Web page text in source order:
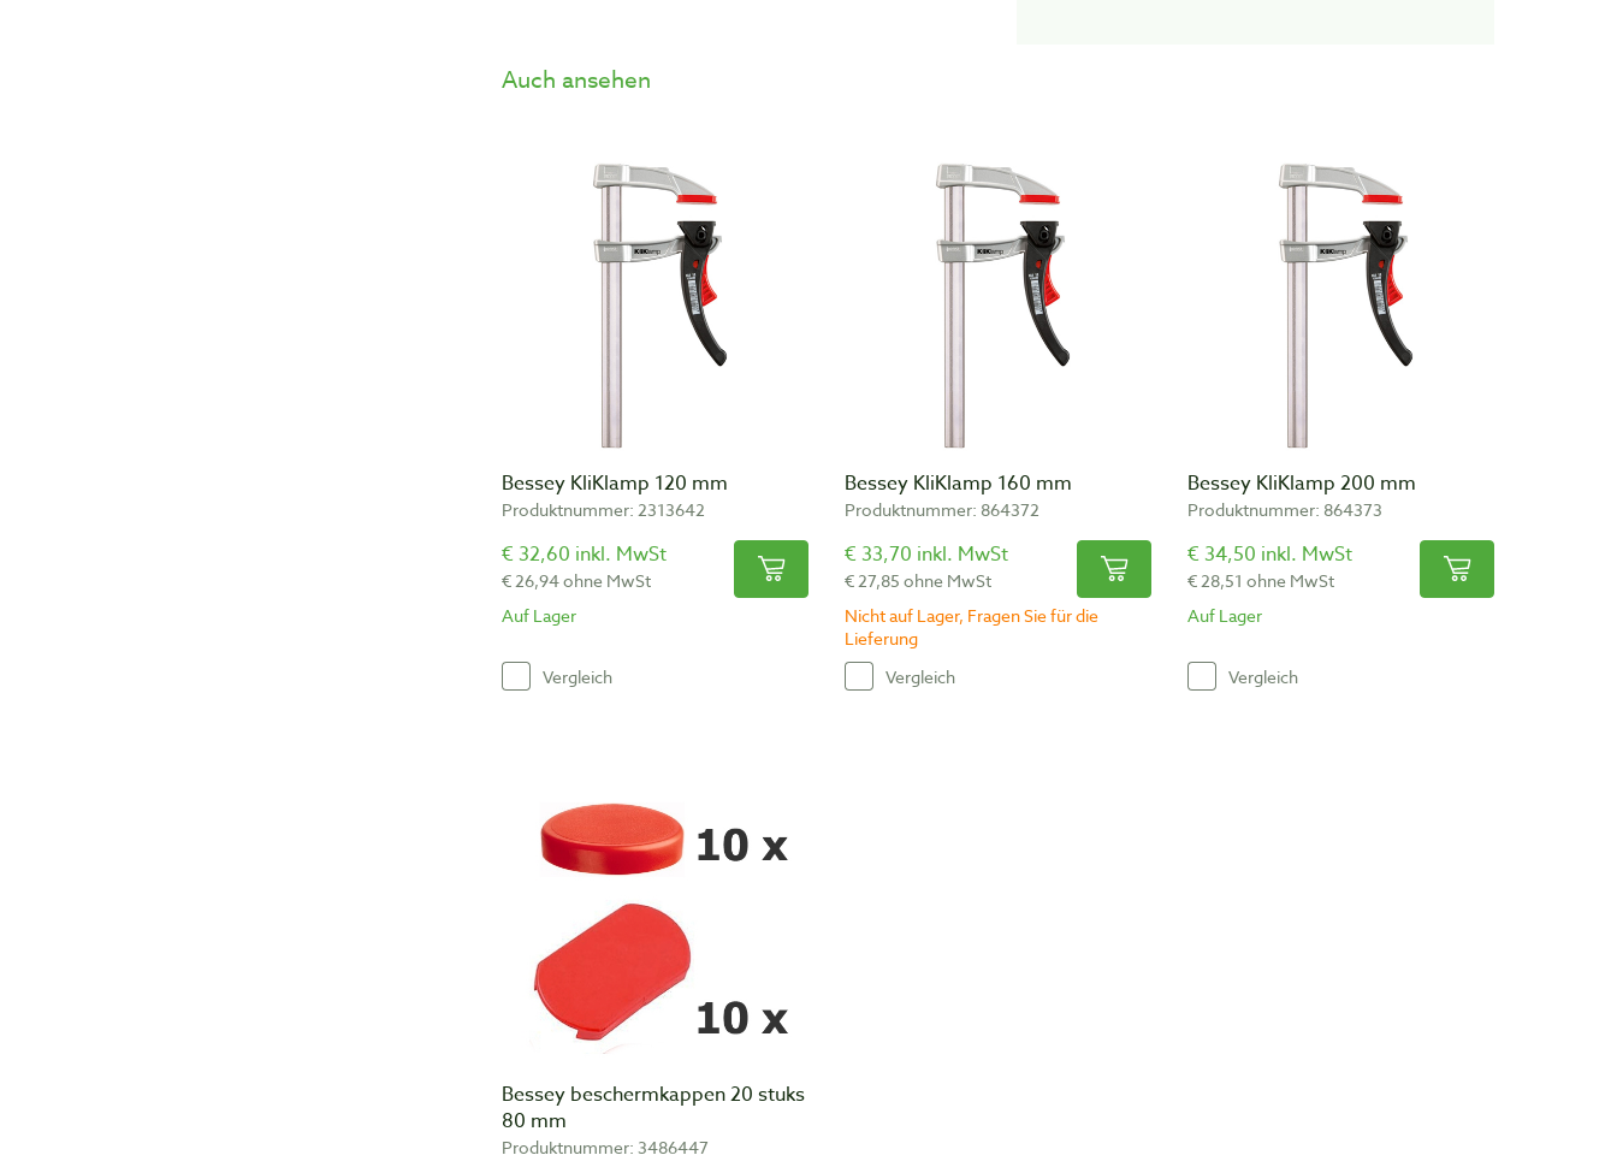
Auch ansehen
Bessey KliKlamp 120 mm
Produktnummer: 2313642
€ 32,60 inkl. MwSt
€ 26,94 ohne MwSt
Auf Lager
Vergleich
Bessey KliKlamp 160 mm
Produktnummer: 864372
€ 33,70 inkl. MwSt
€ 27,85 ohne MwSt
Nicht auf Lager, Fragen Sie für die
Lieferung
Vergleich
Bessey KliKlamp 200 mm
Produktnummer: 864373
€ 34,50 inkl. MwSt
€ 28,51 ohne MwSt
Auf Lager
Vergleich
Bessey beschermkappen 20 stuks
80 mm
Produktnummer: 3486447